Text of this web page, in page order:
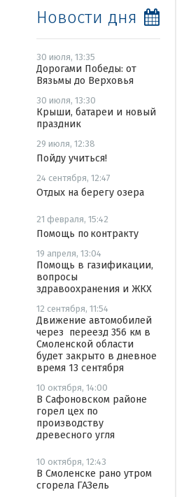
Новости дня
30 июля, 13:35
Дорогами Победы: от
Вязьмы до Верховья
30 июля, 13:30
Крыши, батареи и новый
праздник
29 июля, 12:38
Пойду учиться!
24 сентября, 12:47
Отдых на берегу озера
21 февраля, 15:42
Помощь по контракту
19 апреля, 13:04
Помощь в газификации,
вопросы
здравоохранения и ЖКХ
12 сентября, 11:54
Движение автомобилей
через переезд 356 км в
Смоленской области
будет закрыто в дневное
время 13 сентября
10 октября, 14:00
В Сафоновском районе
горел цех по
производству
древесного угля
10 октября, 12:43
В Смоленске рано утром
сгорела ГАЗель